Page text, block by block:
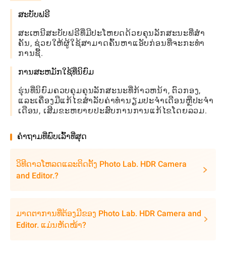
ສະບັບຟຣີ
ສະເຫນີສະບັບຟຣີທີ່ມີປະໂຫຍດດ້ວຍຄຸນລັກສະນະທີ່ສໍາ
ຄັນ, ຊ່ວຍໃຫ້ຜູ້ໃຊ້ສາມາດຄົ້ນຫາແອັບກ່ອນທີ່ຈະກະທໍາ
ການຊື້.
ການສະຫມັກໃຊ້ທີ່ນິຍົມ
ຮຸ່ນທີ່ນິຍົມຄວບຄຸມຄຸນລັກສະນະທີ່ກ້າວຫນ້າ, ຕົວກອງ,
ແລະເຄື່ອງມືແກ້ໄຂສໍາລັບຄ່າທໍານຽມປະຈໍາເດືອນຫຼືປະຈໍາ
ເດືອນ, ເສີມຂະຫຍາຍປະສົບການການແກ້ໄຂໂດຍລວມ.
ຄໍາຖາມທີ່ພົບເລົ້າທີ່ສຸດ
ວິທີດາວໂຫລດແລະຕິດຕັ້ງ Photo Lab. HDR Camera
and Editor.?
ມາດຕາການທີ່ຕ້ອງມີຂອງ Photo Lab. HDR Camera and
Editor. ແມ່ນຫັດໜ້າ?